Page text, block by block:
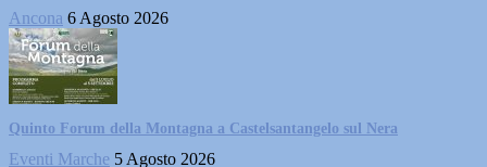
Ancona 6 Agosto 2026
Quinto Forum della Montagna a Castelsantangelo sul Nera
Eventi Marche 5 Agosto 2026